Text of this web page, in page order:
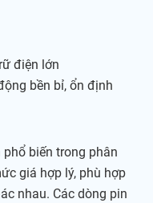
điện lớn
bền bỉ, ổn định
biến trong phân
giá hợp lý, phù hợp
nhau. Các dòng pin